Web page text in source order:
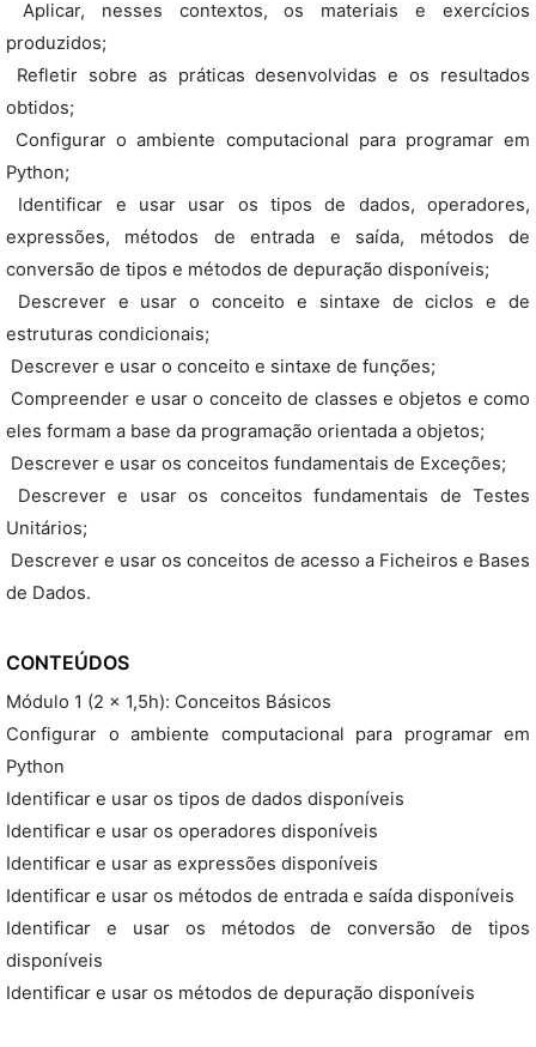
 Aplicar, nesses contextos, os materiais e exercícios
produzidos;
 Refletir sobre as práticas desenvolvidas e os resultados
obtidos;
 Configurar o ambiente computacional para programar em
Python;
 Identificar e usar usar os tipos de dados, operadores,
expressões, métodos de entrada e saída, métodos de
conversão de tipos e métodos de depuração disponíveis;
 Descrever e usar o conceito e sintaxe de ciclos e de
estruturas condicionais;
 Descrever e usar o conceito e sintaxe de funções;
 Compreender e usar o conceito de classes e objetos e como
eles formam a base da programação orientada a objetos;
 Descrever e usar os conceitos fundamentais de Exceções;
 Descrever e usar os conceitos fundamentais de Testes
Unitários;
 Descrever e usar os conceitos de acesso a Ficheiros e Bases
de Dados.
CONTEÚDOS
Módulo 1 (2 x 1,5h): Conceitos Básicos
Configurar o ambiente computacional para programar em
Python
Identificar e usar os tipos de dados disponíveis
Identificar e usar os operadores disponíveis
Identificar e usar as expressões disponíveis
Identificar e usar os métodos de entrada e saída disponíveis
Identificar e usar os métodos de conversão de tipos
disponíveis
Identificar e usar os métodos de depuração disponíveis